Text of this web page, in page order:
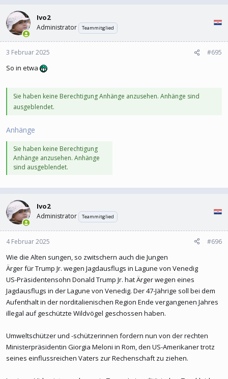
Ivo2
Administrator Teammitglied
3 Februar 2025 #695
So in etwa
Sie haben keine Berechtigung Anhänge anzusehen. Anhänge sind
ausgeblendet.
Anhänge
Sie haben keine Berechtigung
Anhänge anzusehen. Anhänge
sind ausgeblendet.
Ivo2
Administrator Teammitglied
4 Februar 2025 #696
Wie die Alten sungen, so zwitschern auch die Jungen
Ärger für Trump Jr. wegen Jagdausflugs in Lagune von Venedig
US-Präsidentensohn Donald Trump Jr. hat Ärger wegen eines
Jagdausflugs in der Lagune von Venedig. Der 47-Jährige soll bei dem
Aufenthalt in der norditalienischen Region Ende vergangenen Jahres
illegal auf geschützte Wildvögel geschossen haben.
Umweltschützer und -schützerinnen fordern nun von der rechten
Ministerpräsidentin Giorgia Meloni in Rom, den US-Amerikaner trotz
seines einflussreichen Vaters zur Rechenschaft zu ziehen.